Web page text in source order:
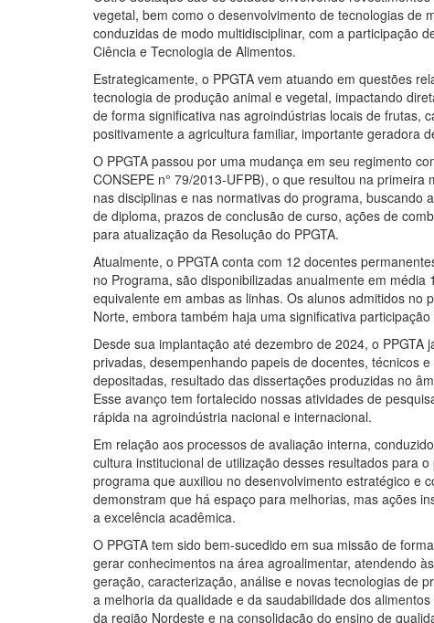
vegetal, bem como o desenvolvimento de tecnologias de
conduzidas de modo multidisciplinar, com a participação
Ciência e Tecnologia de Alimentos.
Estrategicamente, o PPGTA vem atuando em questões
tecnologia de produção animal e vegetal, impactando
de forma significativa nas agroindústrias locais de frutas,
positivamente a agricultura familiar, importante geradora
O PPGTA passou por uma mudança em seu regimento
CONSEPE n° 79/2013-UFPB), o que resultou na
nas disciplinas e nas normativas do programa, buscando
de diploma, prazos de conclusão de curso, ações de
para atualização da Resolução do PPGTA.
Atualmente, o PPGTA conta com 12 docentes
no Programa, são disponibilizadas anualmente em
equivalente em ambas as linhas. Os alunos admitidos
Norte, embora também haja uma significativa
Desde sua implantação até dezembro de 2024, o
privadas, desempenhando papeis de docentes, técnicos
depositadas, resultado das dissertações produzidas no
Esse avanço tem fortalecido nossas atividades de
rápida na agroindústria nacional e internacional.
Em relação aos processos de avaliação interna,
cultura institucional de utilização desses resultados para
programa que auxiliou no desenvolvimento estratégico e
demonstram que há espaço para melhorias, mas ações
a excelência acadêmica.
O PPGTA tem sido bem-sucedido em sua missão de
gerar conhecimentos na área agroalimentar, atendendo
geração, caracterização, análise e novas tecnologias de
a melhoria da qualidade e da saudabilidade dos
da região Nordeste e na consolidação do ensino de